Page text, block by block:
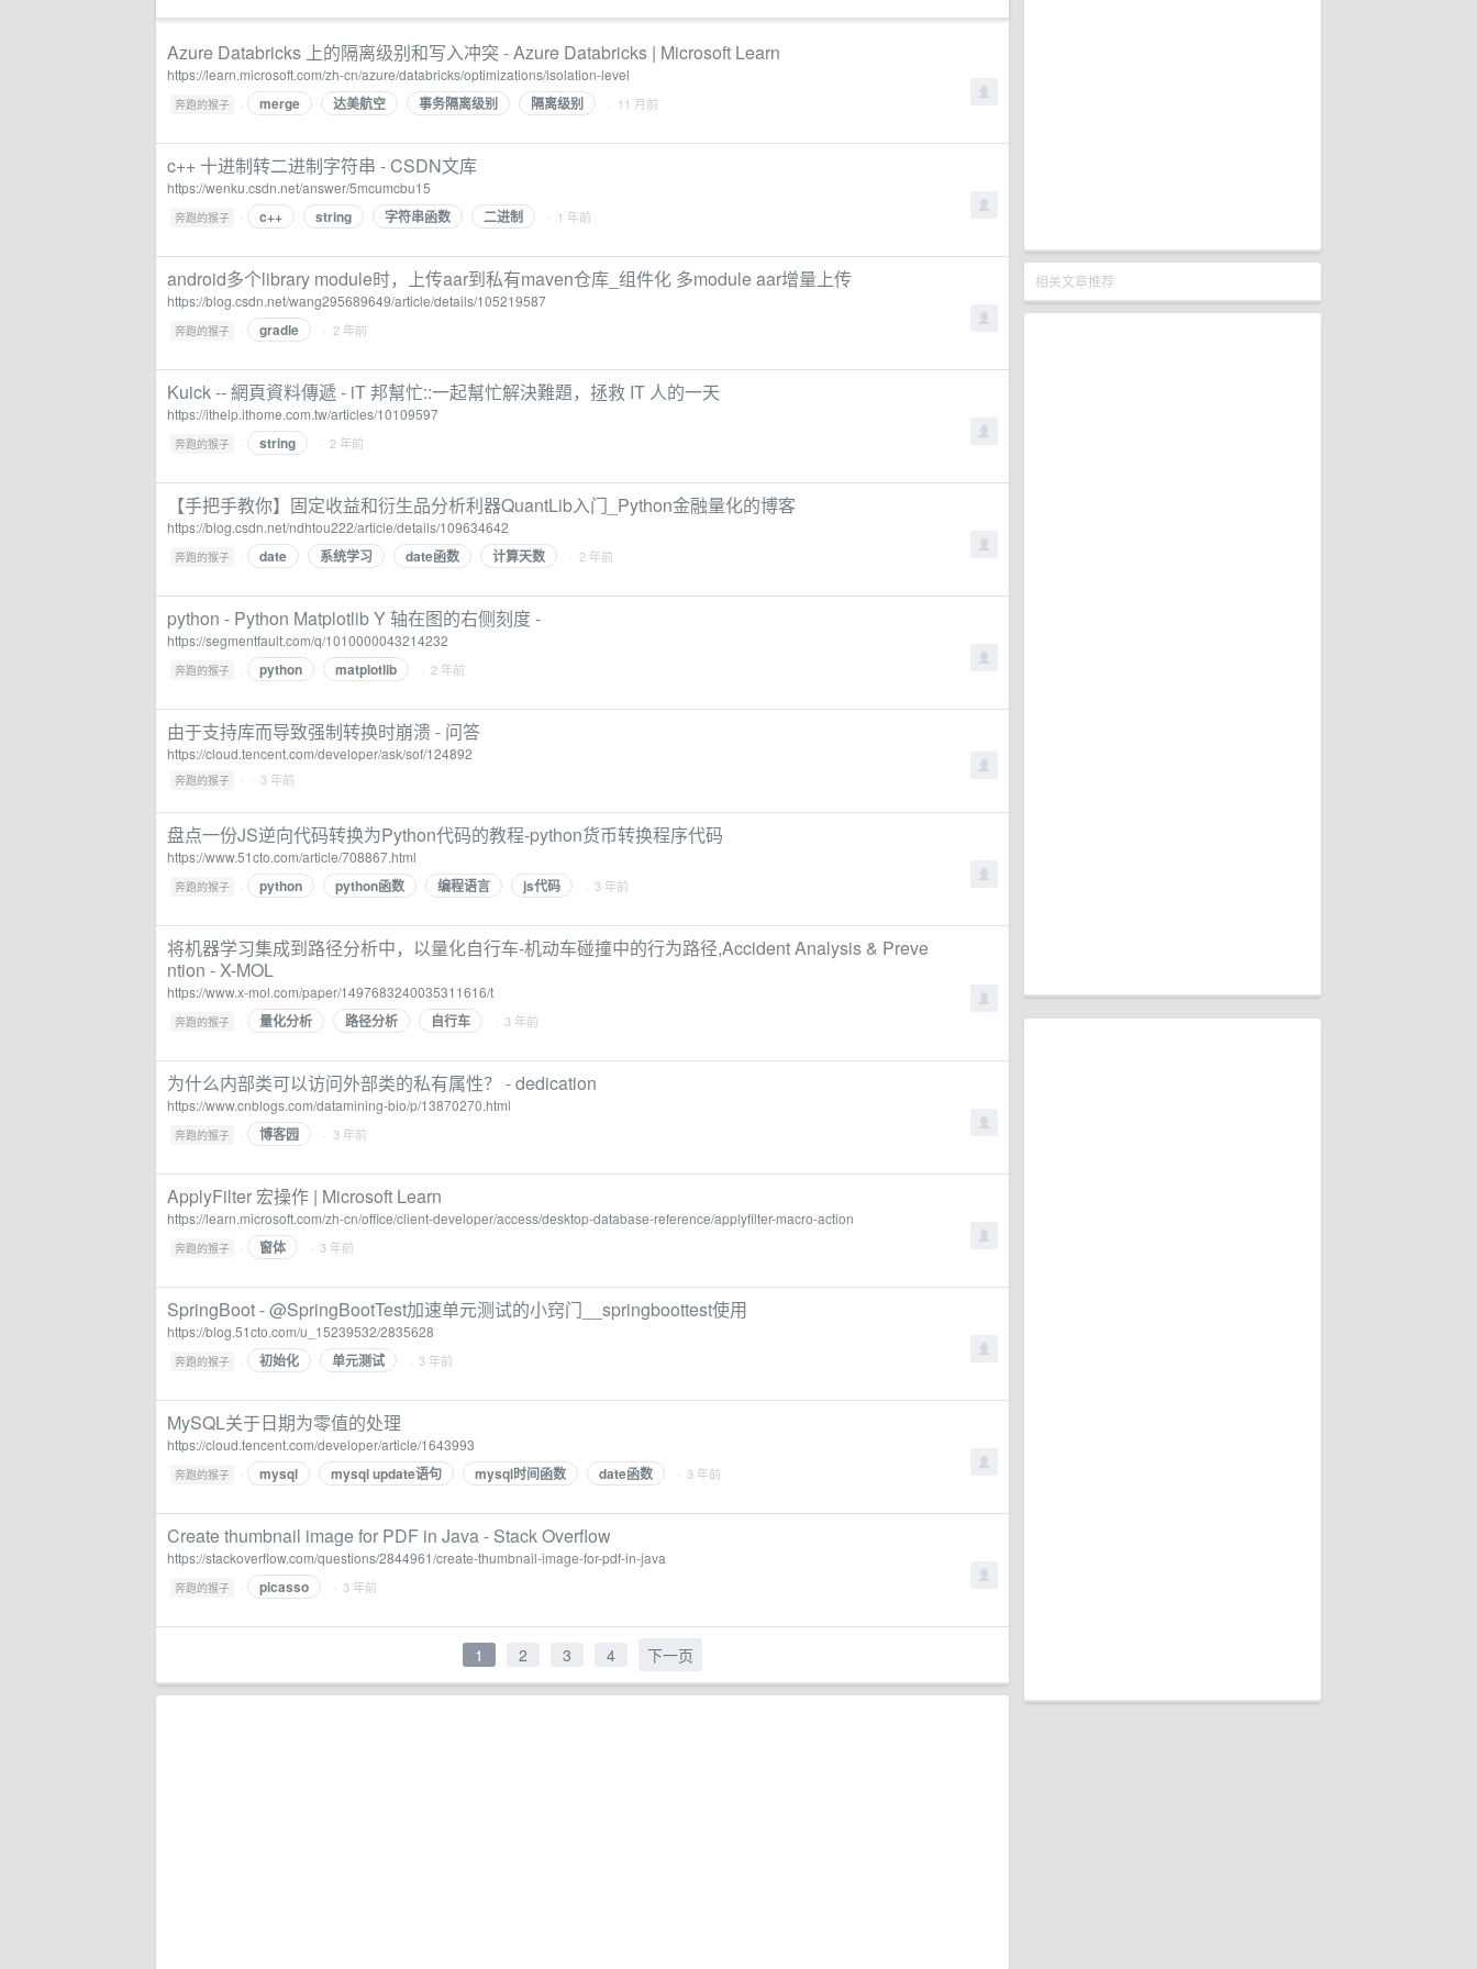
相关文章推荐
Azure Databricks 上的隔离级别和写入冲突 - Azure Databricks | Microsoft Learn
https://learn.microsoft.com/zh-cn/azure/databricks/optimizations/isolation-level
奔跑的猴子 · merge 达美航空 事务隔离级别 隔离级别 · 11 月前
c++ 十进制转二进制字符串 - CSDN文库
https://wenku.csdn.net/answer/5mcumcbu15
奔跑的猴子 · c++ string 字符串函数 二进制 · 1 年前
android多个library module时，上传aar到私有maven仓库_组件化 多module aar增量上传
https://blog.csdn.net/wang295689649/article/details/105219587
奔跑的猴子 · gradle · 2 年前
Kuick -- 網頁資料傳遞 - iT 邦幫忙::一起幫忙解決難題，拯救 IT 人的一天
https://ithelp.ithome.com.tw/articles/10109597
奔跑的猴子 · string · 2 年前
【手把手教你】固定收益和衍生品分析利器QuantLib入门_Python金融量化的博客
https://blog.csdn.net/ndhtou222/article/details/109634642
奔跑的猴子 · date 系统学习 date函数 计算天数 · 2 年前
python - Python Matplotlib Y 轴在图的右侧刻度 -
https://segmentfault.com/q/1010000043214232
奔跑的猴子 · python matplotlib · 2 年前
由于支持库而导致强制转换时崩溃 - 问答
https://cloud.tencent.com/developer/ask/sof/124892
奔跑的猴子 · · 3 年前
盘点一份JS逆向代码转换为Python代码的教程-python货币转换程序代码
https://www.51cto.com/article/708867.html
奔跑的猴子 · python python函数 编程语言 js代码 · 3 年前
将机器学习集成到路径分析中，以量化自行车-机动车碰撞中的行为路径,Accident Analysis & Preve
ntion - X-MOL
https://www.x-mol.com/paper/1497683240035311616/t
奔跑的猴子 · 量化分析 路径分析 自行车 · 3 年前
为什么内部类可以访问外部类的私有属性？ - dedication
https://www.cnblogs.com/datamining-bio/p/13870270.html
奔跑的猴子 · 博客园 · 3 年前
ApplyFilter 宏操作 | Microsoft Learn
https://learn.microsoft.com/zh-cn/office/client-developer/access/desktop-database-reference/applyfilter-macro-action
奔跑的猴子 · 窗体 · 3 年前
SpringBoot - @SpringBootTest加速单元测试的小窍门__springboottest使用
https://blog.51cto.com/u_15239532/2835628
奔跑的猴子 · 初始化 单元测试 · 3 年前
MySQL关于日期为零值的处理
https://cloud.tencent.com/developer/article/1643993
奔跑的猴子 · mysql mysql update语句 mysql时间函数 date函数 · 3 年前
Create thumbnail image for PDF in Java - Stack Overflow
https://stackoverflow.com/questions/2844961/create-thumbnail-image-for-pdf-in-java
奔跑的猴子 · picasso · 3 年前
1 2 3 4 下一页